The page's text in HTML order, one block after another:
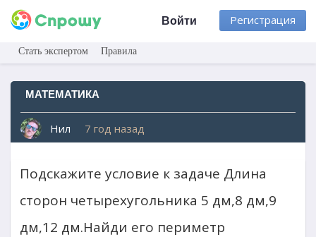
Регистрация
Войти
Стать экспертом Правила
МАТЕМАТИКА
Нил 7 год назад
Подскажите условие к задаче Длина
сторон четырехугольника 5 дм,8 дм,9
дм,12 дм.Найди его периметр